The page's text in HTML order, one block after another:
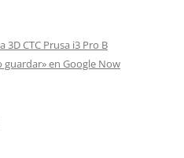
CTC Prusa i3 Pro B
guardar» en Google Now